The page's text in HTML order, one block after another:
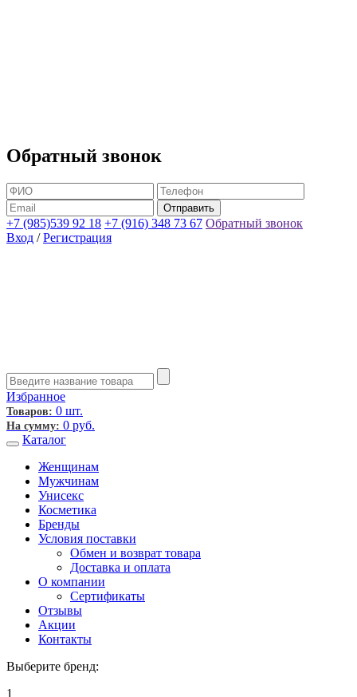
Обратный звонок
+7 (985)539 92 18 +7 (916) 348 73 67 Обратный звонок
Вход / Регистрация
Избранное
Товаров: 0 шт.
На сумму: 0 руб.
Каталог
Женщинам
Мужчинам
Унисекс
Косметика
Бренды
Условия поставки
Обмен и возврат товара
Доставка и оплата
О компании
Сертификаты
Отзывы
Акции
Контакты
Выберите бренд:
1